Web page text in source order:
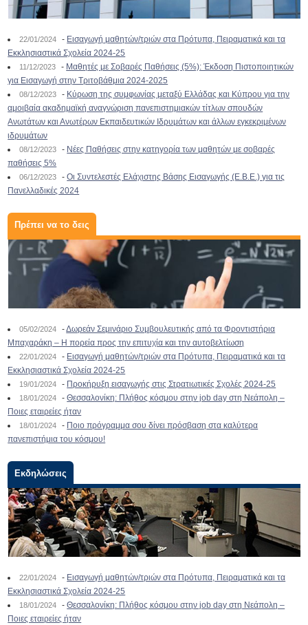
22/01/2024 - Εισαγωγή μαθητών/τριών στα Πρότυπα, Πειραματικά και τα
Εκκλησιαστικά Σχολεία 2024-25
11/12/2023 - Μαθητές με Σοβαρές Παθήσεις (5%): Έκδοση Πιστοποιητικών
για Εισαγωγή στην Τριτοβάθμια 2024-2025
08/12/2023 - Κύρωση της συμφωνίας μεταξύ Ελλάδας και Κύπρου για την
αμοιβαία ακαδημαϊκή αναγνώριση πανεπιστημιακών τίτλων σπουδών
Ανωτάτων και Ανωτέρων Εκπαιδευτικών Ιδρυμάτων και άλλων εγκεκριμένων
ιδρυμάτων
08/12/2023 - Νέες Παθήσεις στην κατηγορία των μαθητών με σοβαρές
παθήσεις 5%
06/12/2023 -Οι Συντελεστές Ελάχιστης Βάσης Εισαγωγής (Ε.Β.Ε.) για τις
Πανελλαδικές 2024
Πρέπει να το δεις
05/02/2024 -Δωρεάν Σεμινάριο Συμβουλευτικής από τα Φροντιστήρια
Μπαχαράκη – Η πορεία προς την επιτυχία και την αυτοβελτίωση
22/01/2024 - Εισαγωγή μαθητών/τριών στα Πρότυπα, Πειραματικά και τα
Εκκλησιαστικά Σχολεία 2024-25
19/01/2024 - Προκήρυξη εισαγωγής στις Στρατιωτικές Σχολές 2024-25
18/01/2024 -Θεσσαλονίκη: Πλήθος κόσμου στην job day στη Νεάπολη –
Ποιες εταιρείες ήταν
18/01/2024 - Ποιο πρόγραμμα σου δίνει πρόσβαση στα καλύτερα
πανεπιστήμια του κόσμου!
Εκδηλώσεις
22/01/2024 - Εισαγωγή μαθητών/τριών στα Πρότυπα, Πειραματικά και τα
Εκκλησιαστικά Σχολεία 2024-25
18/01/2024 -Θεσσαλονίκη: Πλήθος κόσμου στην job day στη Νεάπολη –
Ποιες εταιρείες ήταν